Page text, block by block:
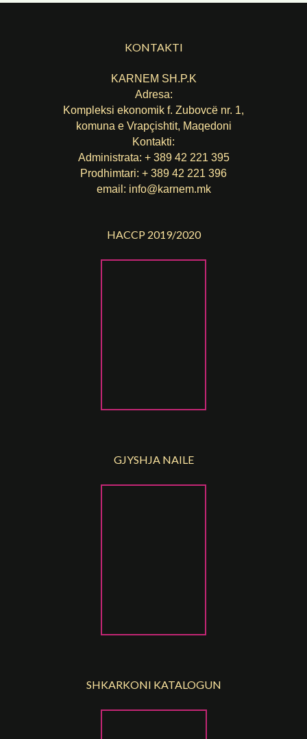
KONTAKTI
KARNEM SH.P.K
Adresa:
Kompleksi ekonomik f. Zubovcë nr. 1,
komuna е Vrapçishtit, Maqedoni
Kontakti:
Administrata: + 389 42 221 395
Prodhimtari: + 389 42 221 396
email: info@karnem.mk
HACCP 2019/2020
GJYSHJA NAILE
SHKARKONI KATALOGUN